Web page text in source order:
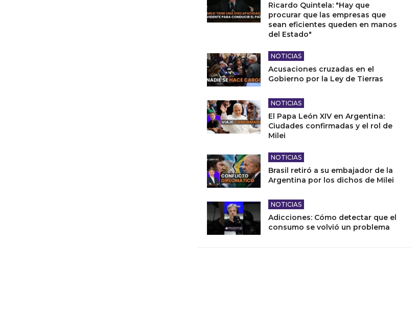
Ricardo Quintela: "Hay que
procurar que las empresas que
sean eficientes queden en manos
del Estado"
NOTICIAS
Acusaciones cruzadas en el
Gobierno por la Ley de Tierras
NOTICIAS
El Papa León XIV en Argentina:
Ciudades confirmadas y el rol de
Milei
NOTICIAS
Brasil retiró a su embajador de la
Argentina por los dichos de Milei
NOTICIAS
Adicciones: Cómo detectar que el
consumo se volvió un problema